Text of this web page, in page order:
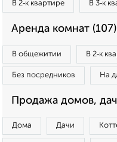
В 2‑к квартире В 3‑к
Аренда комнат (107)
В общежитии В 2‑к
Без посредников На
Продажа домов,
Дома Дачи